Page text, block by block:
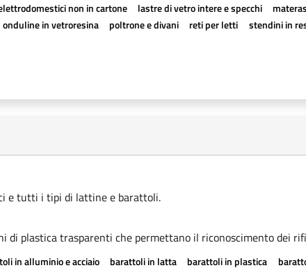
non in cartone lastre di vetro intere e specchi
onduline in vetroresina poltrone e divani reti per letti stendini in
e tutti i tipi di lattine e barattoli.
di plastica trasparenti che permettano il riconoscimento dei
in alluminio e acciaio barattoli in latta barattoli in plastica